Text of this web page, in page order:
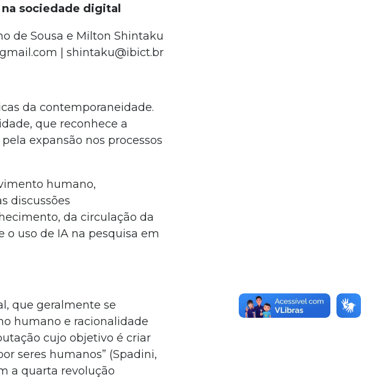
sociedade digital
de Sousa e Milton Shintaku
| shintaku@ibict.br
da contemporaneidade.
que reconhece a
expansão nos processos
humano,
discussões
da circulação da
o uso de IA na pesquisa em
que geralmente se
humano e racionalidade
cujo objetivo é criar
seres humanos” (Spadini,
a quarta revolução